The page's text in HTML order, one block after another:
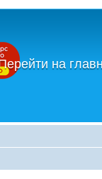
на